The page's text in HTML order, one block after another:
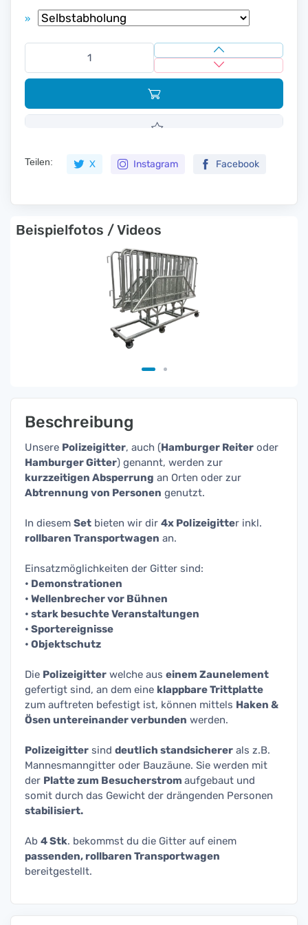
»
Teilen: X Instagram Facebook
Beispielfotos / Videos
Beschreibung
Unsere Polizeigitter, auch (Hamburger Reiter oder
Hamburger Gitter) genannt, werden zur
kurzzeitigen Absperrung an Orten oder zur
Abtrennung von Personen genutzt.
In diesem Set bieten wir dir 4x Polizeigitter inkl.
rollbaren Transportwagen an.
Einsatzmöglichkeiten der Gitter sind:
• Demonstrationen
• Wellenbrecher vor Bühnen
• stark besuchte Veranstaltungen
• Sportereignisse
• Objektschutz
Die Polizeigitter welche aus einem Zaunelement
gefertigt sind, an dem eine klappbare Trittplatte
zum auftreten befestigt ist, können mittels Haken &
Ösen untereinander verbunden werden.
Polizeigitter sind deutlich standsicherer als z.B.
Mannesmanngitter oder Bauzäune. Sie werden mit
der Platte zum Besucherstrom aufgebaut und
somit durch das Gewicht der drängenden Personen
stabilisiert.
Ab 4 Stk. bekommst du die Gitter auf einem
passenden, rollbaren Transportwagen
bereitgestellt.